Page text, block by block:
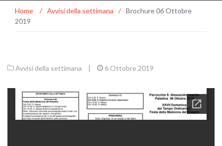
Home / Avvisi della settimana / Brochure 06 Ottobre
2019
Avvisi della settimana | 6 Ottobre 2019